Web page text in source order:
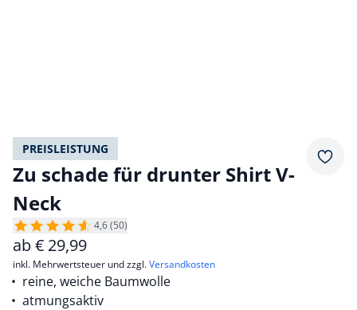
PREISLEISTUNG
Zu schade für drunter Shirt V-
Neck
4,6 (50)
ab€ 29,99
inkl. Mehrwertsteuer und zzgl.Versandkosten
reine, weiche Baumwolle
atmungsaktiv